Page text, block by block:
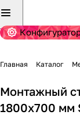
Главная Каталог
Монтажный
1800х700 мм